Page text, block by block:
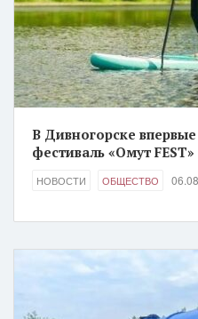
В Дивногорске
фестиваль «Омут FEST»
НОВОСТИ ОБЩЕСТВО